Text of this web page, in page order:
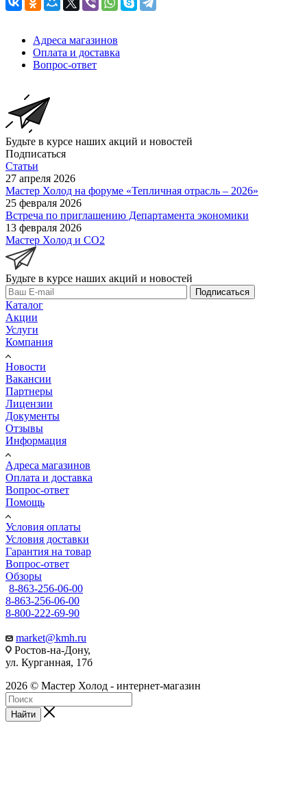
Адреса магазинов
Оплата и доставка
Вопрос-ответ
Будьте в курсе наших акций и новостей
Подписаться
Статьи
27 апреля 2026
Мастер Холод на форуме «Тепличная отрасль – 2026»
25 февраля 2026
Встреча по приглашению Департамента экономики
13 февраля 2026
Мастер Холод и CO2
Будьте в курсе наших акций и новостей
Подписаться
Каталог
Акции
Услуги
Компания
Новости
Вакансии
Партнеры
Лицензии
Документы
Отзывы
Информация
Адреса магазинов
Оплата и доставка
Вопрос-ответ
Помощь
Условия оплаты
Условия доставки
Гарантия на товар
Вопрос-ответ
Обзоры
8-863-256-06-00
8-863-256-06-00
8-800-222-69-90
market@kmh.ru
Ростов-на-Дону,
ул. Курганная, 17б
2026 © Мастер Холод - интернет-магазин
Найти